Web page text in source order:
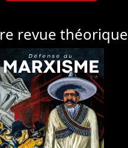
revue théorique